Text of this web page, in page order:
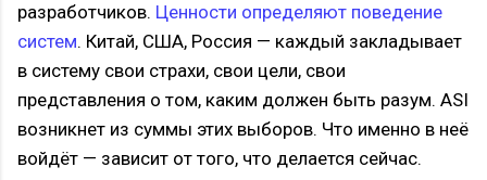
разработчиков. Ценности определяют поведение
систем. Китай, США, Россия — каждый закладывает
в систему свои страхи, свои цели, свои
представления о том, каким должен быть разум. ASI
возникнет из суммы этих выборов. Что именно в неё
войдёт — зависит от того, что делается сейчас.